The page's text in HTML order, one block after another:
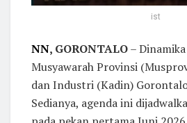
ist
NN, GORONTALO –
Musyawarah Provinsi
dan Industri (Kadin)
Sedianya, agenda ini